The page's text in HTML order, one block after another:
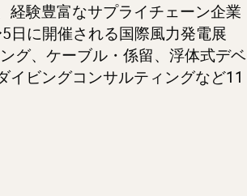
経験豊富なサプライチェーン企業
日に開催される国際風力発電展
グ、ケーブル・係留、浮体式デベ
イビングコンサルティングなど11